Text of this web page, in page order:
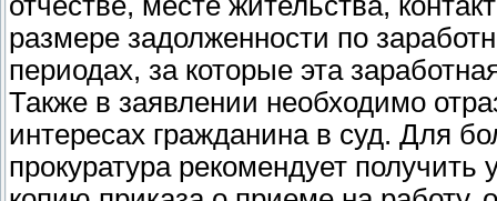
размере задолженности по
периодах, за которые эта
Также в заявлении необходимо
интересах гражданина в суд. Для
прокуратура рекомендует